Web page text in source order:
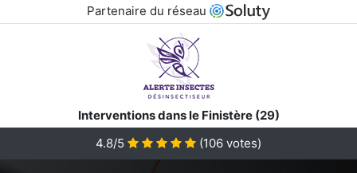
Partenaire du réseau
Interventions dans le Finistère (29)
4.8/5
(106 votes)